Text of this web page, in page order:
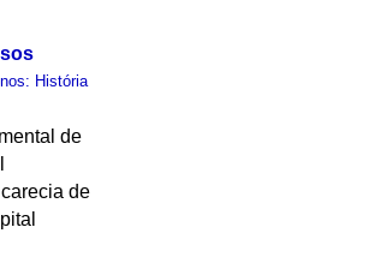
História
de
de